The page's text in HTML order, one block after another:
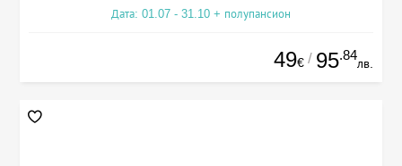
Дата: 01.07 - 31.10 + полупансион
49€ / 95.84
лв.